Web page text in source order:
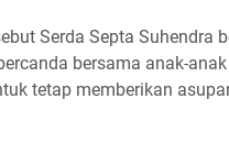
Serda Septa
bersama anak-
tetap memberikan